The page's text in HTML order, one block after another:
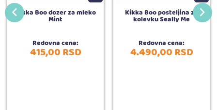
Kikka Boo dozer za mleko
Mint
Redovna cena:
415,00RSD
Kikka Boo posteljina za
kolevku Seally Me
Redovna cena:
4.490,00RSD